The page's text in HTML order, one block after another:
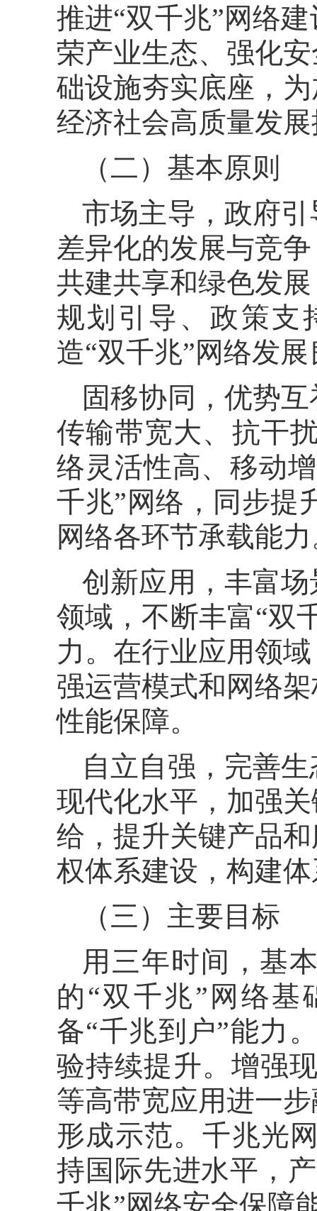
推进“双千兆”网络
荣产业生态、强化
础设施夯实底座，
经济社会高质量发
（二）基本原则
市场主导，政府
差异化的发展与竞
共建共享和绿色发
规划引导、政策支
造“双千兆”网络发
固移协同，优势
传输带宽大、抗干
络灵活性高、移动
千兆”网络，同步提
网络各环节承载能
创新应用，丰富
领域，不断丰富“双
力。在行业应用领
强运营模式和网络
性能保障。
自立自强，完善
现代化水平，加强
给，提升关键产品
权体系建设，构建
（三）主要目标
用三年时间，基
的“双千兆”网络基
备“千兆到户”能力
验持续提升。增强
等高带宽应用进一
形成示范。千兆光
持国际先进水平，